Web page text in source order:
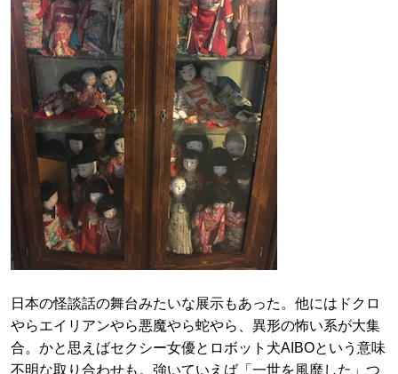
日本の怪談話の舞台みたいな展示もあった。他にはドクロ
やらエイリアンやら悪魔やら蛇やら、異形の怖い系が大集
合。かと思えばセクシー女優とロボット犬AIBOという意味
不明な取り合わせも。強いていえば「一世を風靡した」つ